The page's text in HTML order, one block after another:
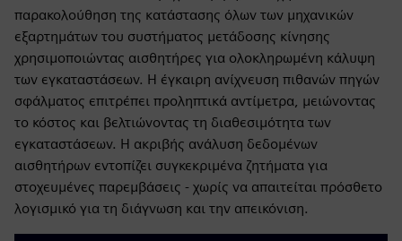
παρακολούθηση της κατάστασης όλων των μηχανικών
εξαρτημάτων του συστήματος μετάδοσης κίνησης
χρησιμοποιώντας αισθητήρες για ολοκληρωμένη κάλυψη
των εγκαταστάσεων. Η έγκαιρη ανίχνευση πιθανών πηγών
σφάλματος επιτρέπει προληπτικά αντίμετρα, μειώνοντας
το κόστος και βελτιώνοντας τη διαθεσιμότητα των
εγκαταστάσεων. Η ακριβής ανάλυση δεδομένων
αισθητήρων εντοπίζει συγκεκριμένα ζητήματα για
στοχευμένες παρεμβάσεις - χωρίς να απαιτείται πρόσθετο
λογισμικό για τη διάγνωση και την απεικόνιση.